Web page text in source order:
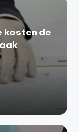
kosten de